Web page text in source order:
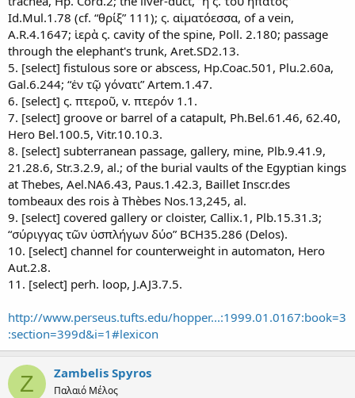
Id.Mul.1.78 (cf. “θρίξ” 111); ς. αἱματόεσσα, of a vein,
A.R.4.1647; ἱερὰ ς. cavity of the spine, Poll. 2.180; passage
through the elephant's trunk, Aret.SD2.13.
5. [select] fistulous sore or abscess, Hp.Coac.501, Plu.2.60a,
Gal.6.244; “ἐν τῷ γόνατι” Artem.1.47.
6. [select] ς. πτεροῦ, v. πτερόν 1.1.
7. [select] groove or barrel of a catapult, Ph.Bel.61.46, 62.40,
Hero Bel.100.5, Vitr.10.10.3.
8. [select] subterranean passage, gallery, mine, Plb.9.41.9,
21.28.6, Str.3.2.9, al.; of the burial vaults of the Egyptian kings
at Thebes, Ael.NA6.43, Paus.1.42.3, Baillet Inscr.des
tombeaux des rois à Thèbes Nos.13,245, al.
9. [select] covered gallery or cloister, Callix.1, Plb.15.31.3;
“σύριγγας τῶν ὑσπλήγων δύο” BCH35.286 (Delos).
10. [select] channel for counterweight in automaton, Hero
Aut.2.8.
11. [select] perh. loop, J.AJ3.7.5.
http://www.perseus.tufts.edu/hopper...:1999.01.0167:book=3
:section=399d&i=1#lexicon
Z Zambelis Spyros
Παλαιό Μέλος